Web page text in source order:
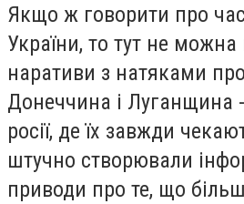
Якщо ж говорити про
України, то тут не
наративи з натяками
Донеччина і Луганщина
росії, де їх завжди
штучно створювали
приводи про те, що